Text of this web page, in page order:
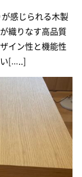
感じられる木製
織りなす高品質
イン性と機能性
い[…..]